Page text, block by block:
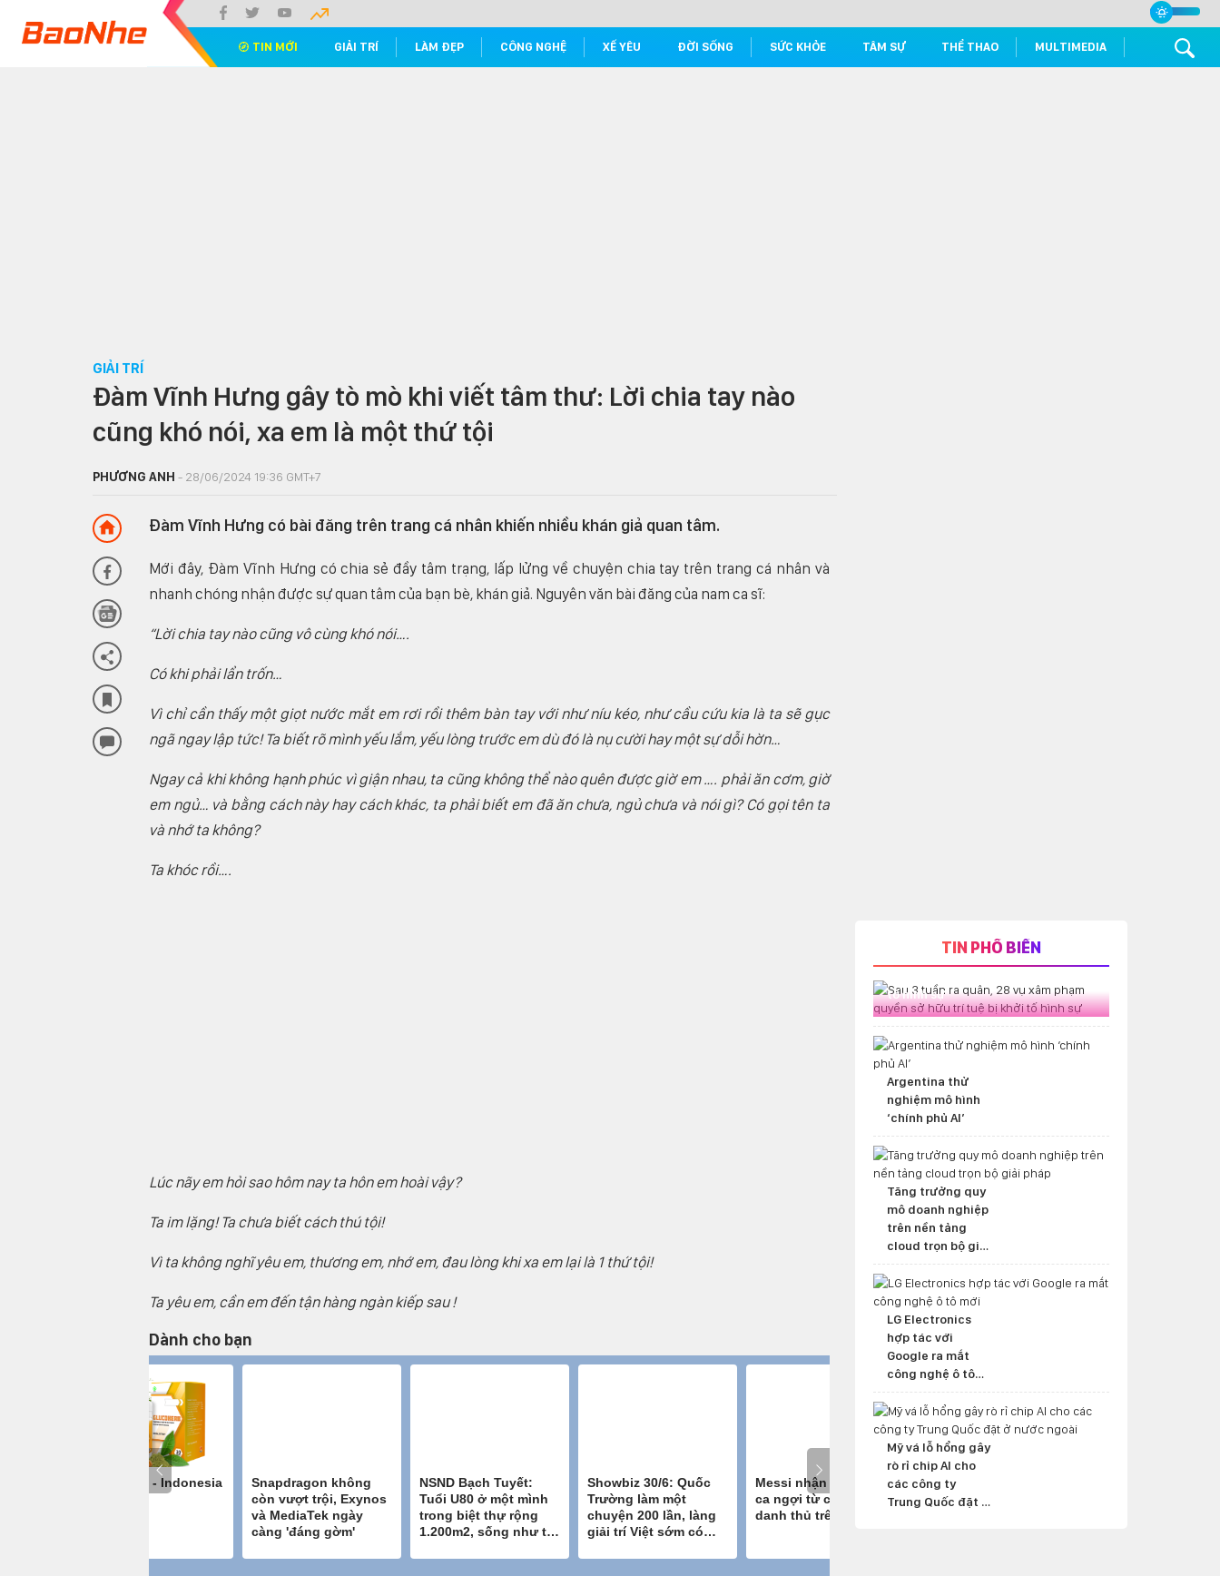
TIN MỚI GIẢI TRÍ LÀM ĐẸP CÔNG NGHỆ XẾ YÊU ĐỜI SỐNG SỨC KHỎE TÂM SỰ THỂ THAO MULTIMEDIA
GIẢI TRÍ
Đàm Vĩnh Hưng gây tò mò khi viết tâm thư: Lời chia tay nào
cũng khó nói, xa em là một thứ tội
PHƯƠNG ANH - 28/06/2024 19:36 GMT+7
Đàm Vĩnh Hưng có bài đăng trên trang cá nhân khiến nhiều khán giả quan tâm.
Mới đây, Đàm Vĩnh Hưng có chia sẻ đầy tâm trạng, lấp lửng về chuyện chia tay trên trang cá nhân và
nhanh chóng nhận được sự quan tâm của bạn bè, khán giả. Nguyên văn bài đăng của nam ca sĩ:
“Lời chia tay nào cũng vô cùng khó nói….
Có khi phải lẩn trốn…
Vì chỉ cần thấy một giọt nước mắt em rơi rồi thêm bàn tay với như níu kéo, như cầu cứu kia là ta sẽ gục
ngã ngay lập tức! Ta biết rõ mình yếu lắm, yếu lòng trước em dù đó là nụ cười hay một sự dỗi hờn…
Ngay cả khi không hạnh phúc vì giận nhau, ta cũng không thể nào quên được giờ em …. phải ăn cơm, giờ
em ngủ… và bằng cách này hay cách khác, ta phải biết em đã ăn chưa, ngủ chưa và nói gì? Có gọi tên ta
và nhớ ta không?
Ta khóc rồi….
Lúc nãy em hỏi sao hôm nay ta hôn em hoài vậy?
Ta im lặng! Ta chưa biết cách thú tội!
Vì ta không nghĩ yêu em, thương em, nhớ em, đau lòng khi xa em lại là 1 thứ tội!
Ta yêu em, cần em đến tận hàng ngàn kiếp sau !
Dành cho bạn
TIN PHỔ BIẾN
Sau 3 tuần ra quân, 28 vụ xâm
tố hình sự
Argentina thử
nghiệm mô hình
‘chính phủ AI’
Tăng trưởng quy
mô doanh nghiệp
trên nền tảng
cloud trọn bộ giải
pháp
LG Electronics
hợp tác với
Google ra mắt
công nghệ ô tô
mới
Mỹ vá lỗ hổng gây
rò rỉ chip AI cho
các công ty
Trung Quốc đặt ở